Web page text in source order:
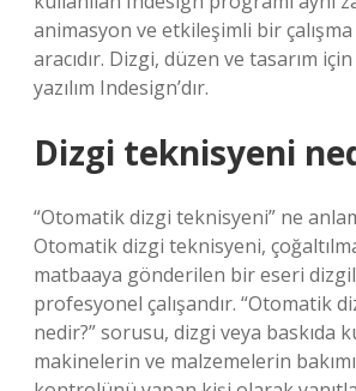
animasyon ve etkileşimli bir
aracıdır. Dizgi, düzen ve tasarım
yazılım Indesign’dır.
Dizgi teknisyeni
“Otomatik dizgi teknisyeni” ne
Otomatik dizgi teknisyeni,
matbaaya gönderilen bir eseri
profesyonel çalışandır. “Otomatik
nedir?” sorusu, dizgi veya baskıda
makinelerin ve malzemelerin